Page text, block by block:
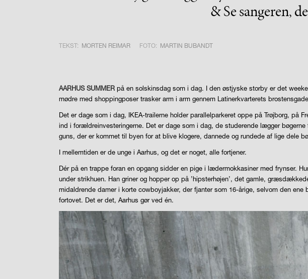
& Se sangeren,
TEKST: MORTEN REIMAR FOTO: MARTIN BUBANDT
AARHUS SUMMER på en solskinsdag som i dag. I den østjyske storby er det
mødre med shoppingposer trasker arm i arm gennem Latinerkvarterets
Det er dage som i dag, IKEA-trailerne holder parallelparkeret oppe på Trøjborg, på
ind i forældreinvesteringerne. Det er dage som i dag, de studerende lægger
guns, der er kommet til byen for at blive klogere, dannede og rundede af lige dele
I mellemtiden er de unge i Aarhus, og det er noget, alle fortjener.
Dér på en trappe foran en opgang sidder en pige i lædermokkasiner med frynser.
under strikhuen. Han griner og hopper op på ’hipsterhøjen’, det gamle,
midaldrende damer i korte cowboyjakker, der fjanter som 16-årige, selvom den
fortovet. Det er det, Aarhus gør ved én.